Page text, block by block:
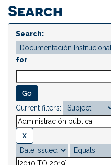
Search
Search:
for
Current filters: